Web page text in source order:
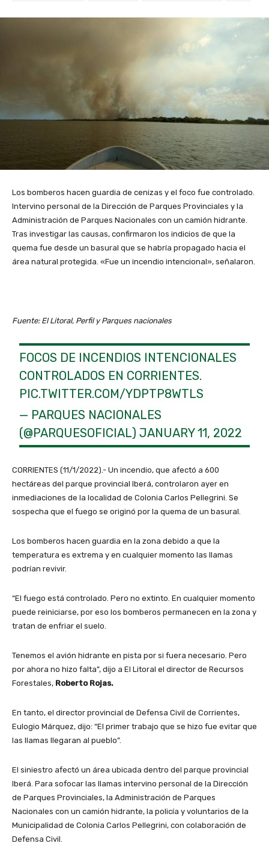
Los bomberos hacen guardia de cenizas y el foco fue controlado.
Intervino personal de la Dirección de Parques Provinciales y la
Administración de Parques Nacionales con un camión hidrante.
Tras investigar las causas, confirmaron los indicios de que la
quema fue desde un basural que se habría propagado hacia el
área natural protegida. «Fue un incendio intencional», señalaron.
Fuente: El Litoral, Perfil y Parques nacionales
FOCOS DE INCENDIOS INTENCIONALES
CONTROLADOS EN CORRIENTES.
PIC.TWITTER.COM/YDPTP8WTLS
— PARQUES NACIONALES
(@PARQUESOFICIAL)JANUARY 11, 2022
CORRIENTES (11/1/2022).- Un incendio, que afectó a 600
hectáreas del parque provincial Iberá, controlaron ayer en
inmediaciones de la localidad de Colonia Carlos Pellegrini. Se
sospecha que el fuego se originó por la quema de un basural.
Los bomberos hacen guardia en la zona debido a que la
temperatura es extrema y en cualquier momento las llamas
podrían revivir.
“El fuego está controlado. Pero no extinto. En cualquier momento
puede reiniciarse, por eso los bomberos permanecen en la zona y
tratan de enfriar el suelo.
Tenemos el avión hidrante en pista por si fuera necesario. Pero
por ahora no hizo falta”, dijo a El Litoral el director de Recursos
Forestales, Roberto Rojas.
En tanto, el director provincial de Defensa Civil de Corrientes,
Eulogio Márquez, dijo: “El primer trabajo que se hizo fue evitar que
las llamas llegaran al pueblo”.
El siniestro afectó un área ubicada dentro del parque provincial
Iberá. Para sofocar las llamas intervino personal de la Dirección
de Parques Provinciales, la Administración de Parques
Nacionales con un camión hidrante, la policía y voluntarios de la
Municipalidad de Colonia Carlos Pellegrini, con colaboración de
Defensa Civil.